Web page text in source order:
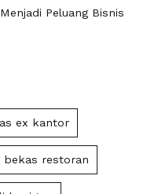
Peluang Bisnis
ex kantor
bekas restoran